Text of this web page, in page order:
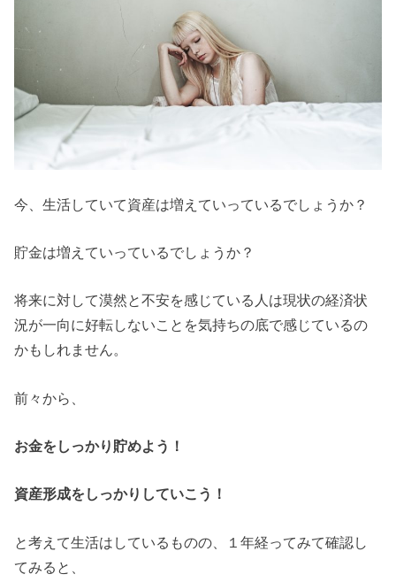
今、生活していて資産は増えていっているでしょうか？
貯金は増えていっているでしょうか？
将来に対して漠然と不安を感じている人は現状の経済状
況が一向に好転しないことを気持ちの底で感じているの
かもしれません。
前々から、
お金をしっかり貯めよう！
資産形成をしっかりしていこう！
と考えて生活はしているものの、１年経ってみて確認し
てみると、